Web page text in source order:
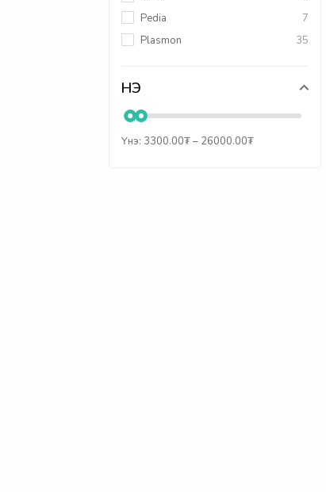
Pedia
7
Plasmon
35
Topfer
10
Растишка
ҮНЭ
Үнэ: 3300.00₮– 26000.00₮